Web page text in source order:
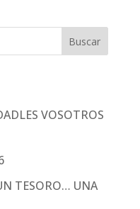
Buscar
VOSOTROS
TESORO… UNA